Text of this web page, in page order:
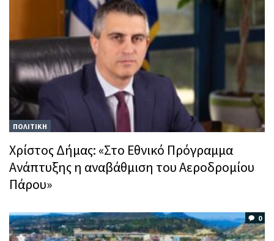
ΠΟΛΙΤΙΚΗ
Χρίστος Δήμας: «Στο Εθνικό Πρόγραμμα
Ανάπτυξης η αναβάθμιση του Αεροδρομίου
Πάρου»
0